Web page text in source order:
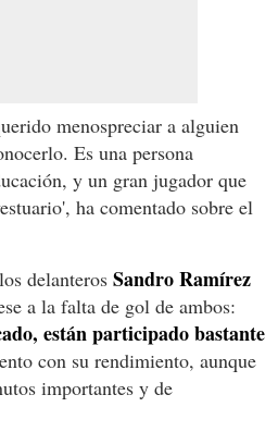
menospreciar a alguien
Es una persona
y un gran jugador que
ha comentado sobre el
delanteros Sandro Ramírez
a la falta de gol de ambos:
están participado bastante
con su rendimiento, aunque
importantes y de